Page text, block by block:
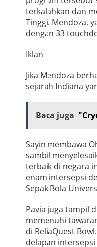
terkalahkan dan
Tinggi. Mendoza,
dengan 33
Iklan
Jika Mendoza
sejarah Indiana
Baca juga
Sayin membawa
sambil
terbaik di negara
enam intersepsi
Sepak Bola
Pavia juga tampil
memenuhi
di ReliaQuest
delapan